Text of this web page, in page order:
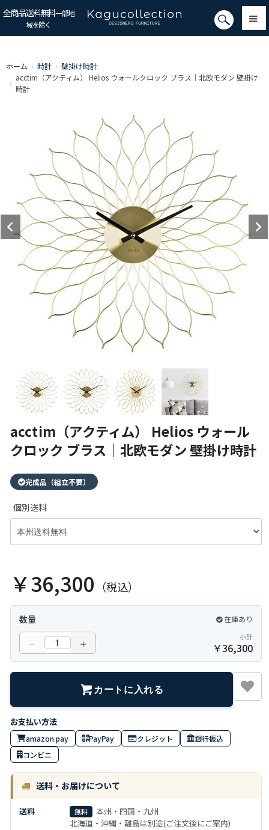
全商品送料無料一部地
域を除く
ホーム › 時計 › 壁掛け時計
›
acctim（アクティム） Helios ウォールクロック ブラス｜北欧モダン 壁掛け
時計
acctim（アクティム） Helios ウォール
クロック ブラス｜北欧モダン 壁掛け時計
完成品（組立不要）
個別送料
￥36,300 （税込）
数量 在庫あり
－ ＋ 小計
￥36,300
カートに入れる
amazon pay PayPay クレジット
銀行振込
コンビニ
送料・お届けについて
送料 無料
本州・四国・九州
北海道・沖縄・離島は別途(ご注文後にご案内)